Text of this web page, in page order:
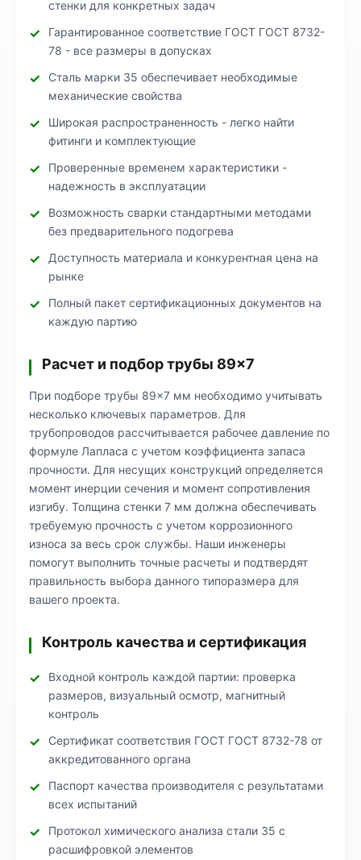
стенки для конкретных задач
Гарантированное соответствие ГОСТ ГОСТ 8732-
78 - все размеры в допусках
Сталь марки 35 обеспечивает необходимые
механические свойства
Широкая распространенность - легко найти
фитинги и комплектующие
Проверенные временем характеристики -
надежность в эксплуатации
Возможность сварки стандартными методами
без предварительного подогрева
Доступность материала и конкурентная цена на
рынке
Полный пакет сертификационных документов на
каждую партию
Расчет и подбор трубы 89×7
При подборе трубы 89×7 мм необходимо учитывать
несколько ключевых параметров. Для
трубопроводов рассчитывается рабочее давление по
формуле Лапласа с учетом коэффициента запаса
прочности. Для несущих конструкций определяется
момент инерции сечения и момент сопротивления
изгибу. Толщина стенки 7 мм должна обеспечивать
требуемую прочность с учетом коррозионного
износа за весь срок службы. Наши инженеры
помогут выполнить точные расчеты и подтвердят
правильность выбора данного типоразмера для
вашего проекта.
Контроль качества и сертификация
Входной контроль каждой партии: проверка
размеров, визуальный осмотр, магнитный
контроль
Сертификат соответствия ГОСТ ГОСТ 8732-78 от
аккредитованного органа
Паспорт качества производителя с результатами
всех испытаний
Протокол химического анализа стали 35 с
расшифровкой элементов